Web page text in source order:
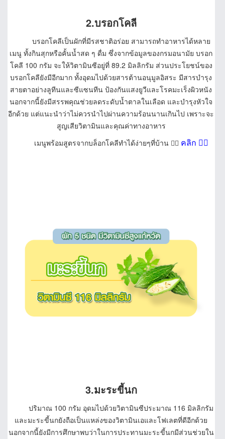
2.บรอกโคลี
บรอกโคลีเป็นผักที่มีรสชาติอร่อย สามารถทำอาหารได้หลาย
เมนู ทั้งกินสุกหรือคั้นน้ำสด ๆ ดื่ม ซึ่งจากข้อมูลของกรมอนามัย บรอก
โคลี 100 กรัม จะให้วิตามินซีอยู่ที่ 89.2 มิลลิกรัม ส่วนประโยชน์ของ
บรอกโคลียังมีอีกมาก ทั้งอุดมไปด้วยสารต้านอนุมูลอิสระ มีสารบำรุง
สายตาอย่างลูทีนและซีแซนทีน ป้องกันแสงยูวีและโรคมะเร็งผิวหนัง
นอกจากนี้ยังมีสรรพคุณช่วยลดระดับน้ำตาลในเลือด และบำรุงหัวใจ
อีกด้วย แต่แนะนำว่าไม่ควรนำไปผ่านความร้อนนานเกินไป เพราะจะ
สูญเสียวิตามินและคุณค่าทางอาหาร
เมนูพร้อมสูตรจากบล็อกโคลีทำได้ง่ายๆที่บ้าน 👉🏻 คลิก 👈🏻
3.มะระขี้นก
ปริมาณ 100 กรัม อุดมไปด้วยวิตามินซีประมาณ 116 มิลลิกรัม
และมะระขี้นกยังถือเป็นแหล่งของวิตามินเอและโฟเลตที่ดีอีกด้วย
นอกจากนี้ยังมีการศึกษาพบว่าในการประทานมะระขี้นกมีส่วนช่วยใน